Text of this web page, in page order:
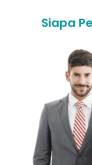
Siapa